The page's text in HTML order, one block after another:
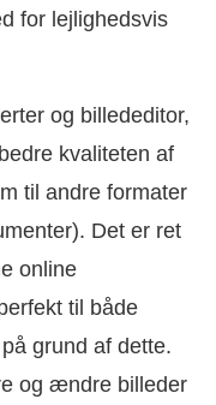
for lejlighedsvis
og billededitor,
kvaliteten af
til andre formater
Det er ret
online
til både
grund af dette.
og ændre billeder